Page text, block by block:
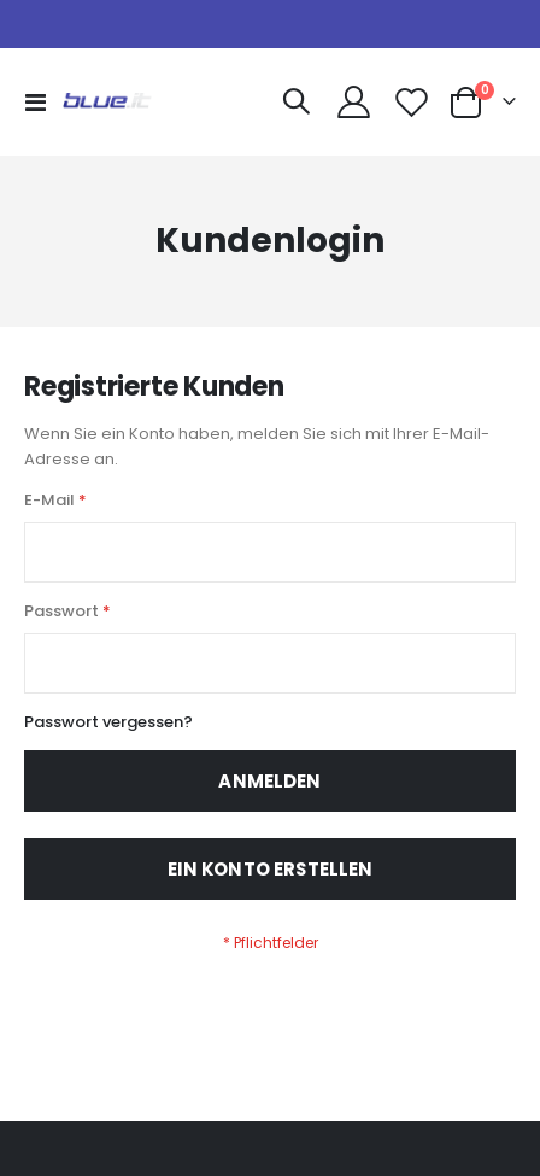
Navigation
Warenkorb
0Artikel
Kundenlogin
Registrierte Kunden
Wenn Sie ein Konto haben, melden Sie sich mit Ihrer E-Mail-
Adresse an.
E-Mail
Passwort
Passwort vergessen?
ANMELDEN
EIN KONTO ERSTELLEN